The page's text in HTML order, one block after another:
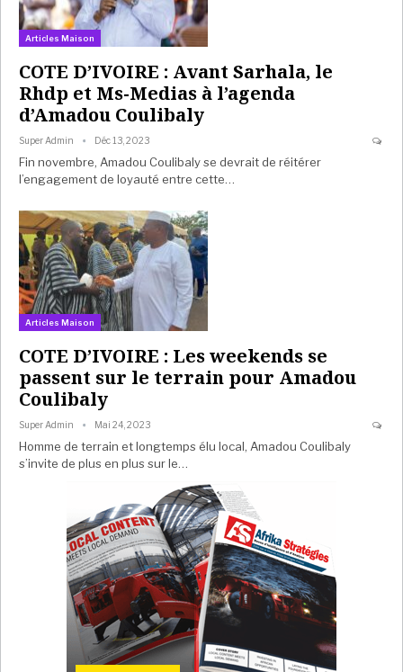
Articles Maison
COTE D’IVOIRE : Avant Sarhala, le
Rhdp et Ms-Medias à l’agenda
d’Amadou Coulibaly
Super Admin Déc 13, 2023
Fin novembre, Amadou Coulibaly se devrait de réitérer
l’engagement de loyauté entre cette…
Articles Maison
COTE D’IVOIRE : Les weekends se
passent sur le terrain pour Amadou
Coulibaly
Super Admin Mai 24, 2023
Homme de terrain et longtemps élu local, Amadou Coulibaly
s’invite de plus en plus sur le…